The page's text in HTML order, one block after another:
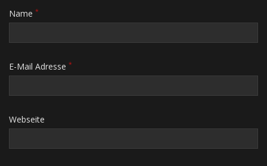
Name *
E-Mail Adresse *
Webseite